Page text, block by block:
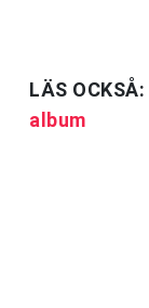
LÄS OCKSÅ:
album